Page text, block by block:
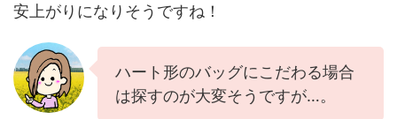
安上がりになりそうですね！
ハート形のバッグにこだわる場合
は探すのが大変そうですが…。